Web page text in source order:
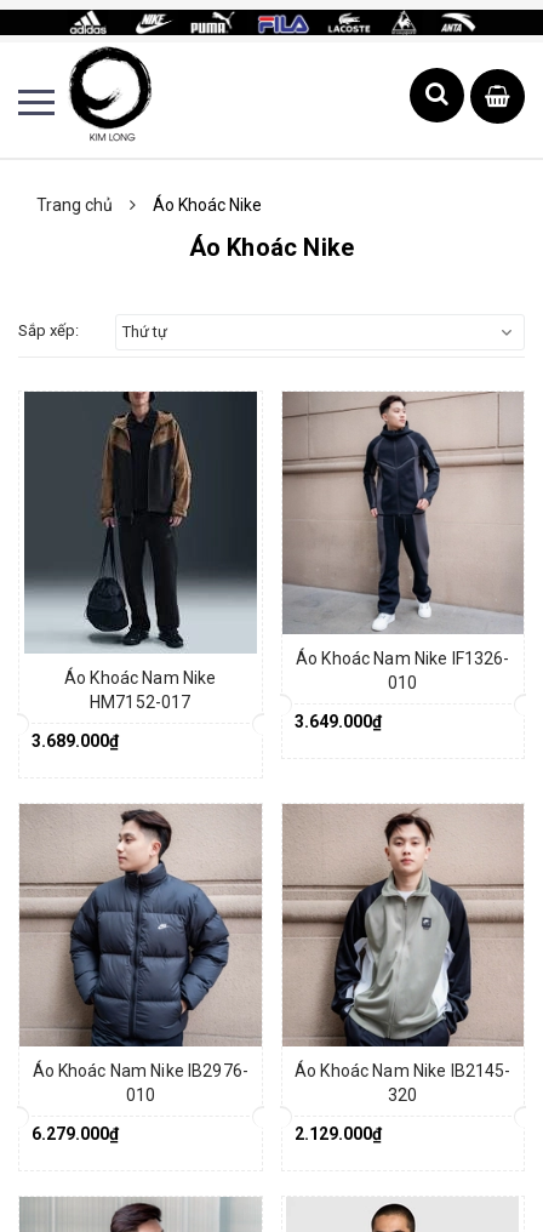
Trang chủ Áo Khoác Nike
Áo Khoác Nike
Sắp xếp: Thứ tự
Áo Khoác Nam Nike
HM7152-017
3.689.000₫
Áo Khoác Nam Nike IF1326-
010
3.649.000₫
Áo Khoác Nam Nike IB2976-
010
6.279.000₫
Áo Khoác Nam Nike IB2145-
320
2.129.000₫